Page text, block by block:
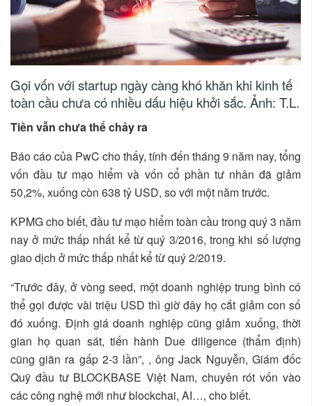
Gọi vốn với startup ngày càng khó khăn khi kinh tế
toàn cầu chưa có nhiều dấu hiệu khởi sắc. Ảnh: T.L.
Tiền vẫn chưa thể chảy ra
Báo cáo của PwC cho thấy, tính đến tháng 9 năm nay, tổng
vốn đầu tư mạo hiểm và vốn cổ phần tư nhân đã giảm
50,2%, xuống còn 638 tỷ USD, so với một năm trước.
KPMG cho biết, đầu tư mạo hiểm toàn cầu trong quý 3 năm
nay ở mức thấp nhất kể từ quý 3/2016, trong khi số lượng
giao dịch ở mức thấp nhất kể từ quý 2/2019.
“Trước đây, ở vòng seed, một doanh nghiệp trung bình có
thể gọi được vài triệu USD thì giờ đây họ cắt giảm con số
đó xuống. Định giá doanh nghiệp cũng giảm xuống, thời
gian họ quan sát, tiến hành Due diligence (thẩm định)
cũng giãn ra gấp 2-3 lần”, , ông Jack Nguyễn, Giám đốc
Quỹ đầu tư BLOCKBASE Việt Nam, chuyên rót vốn vào
các công nghệ mới như blockchai, AI…, cho biết.